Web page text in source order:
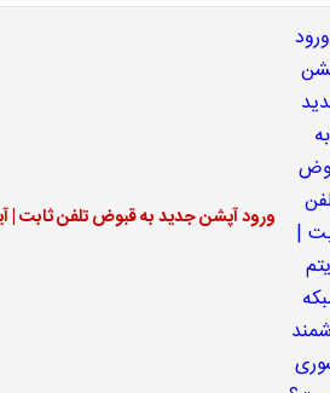
ورود آپشن جدید به قبوض تلفن ثابت